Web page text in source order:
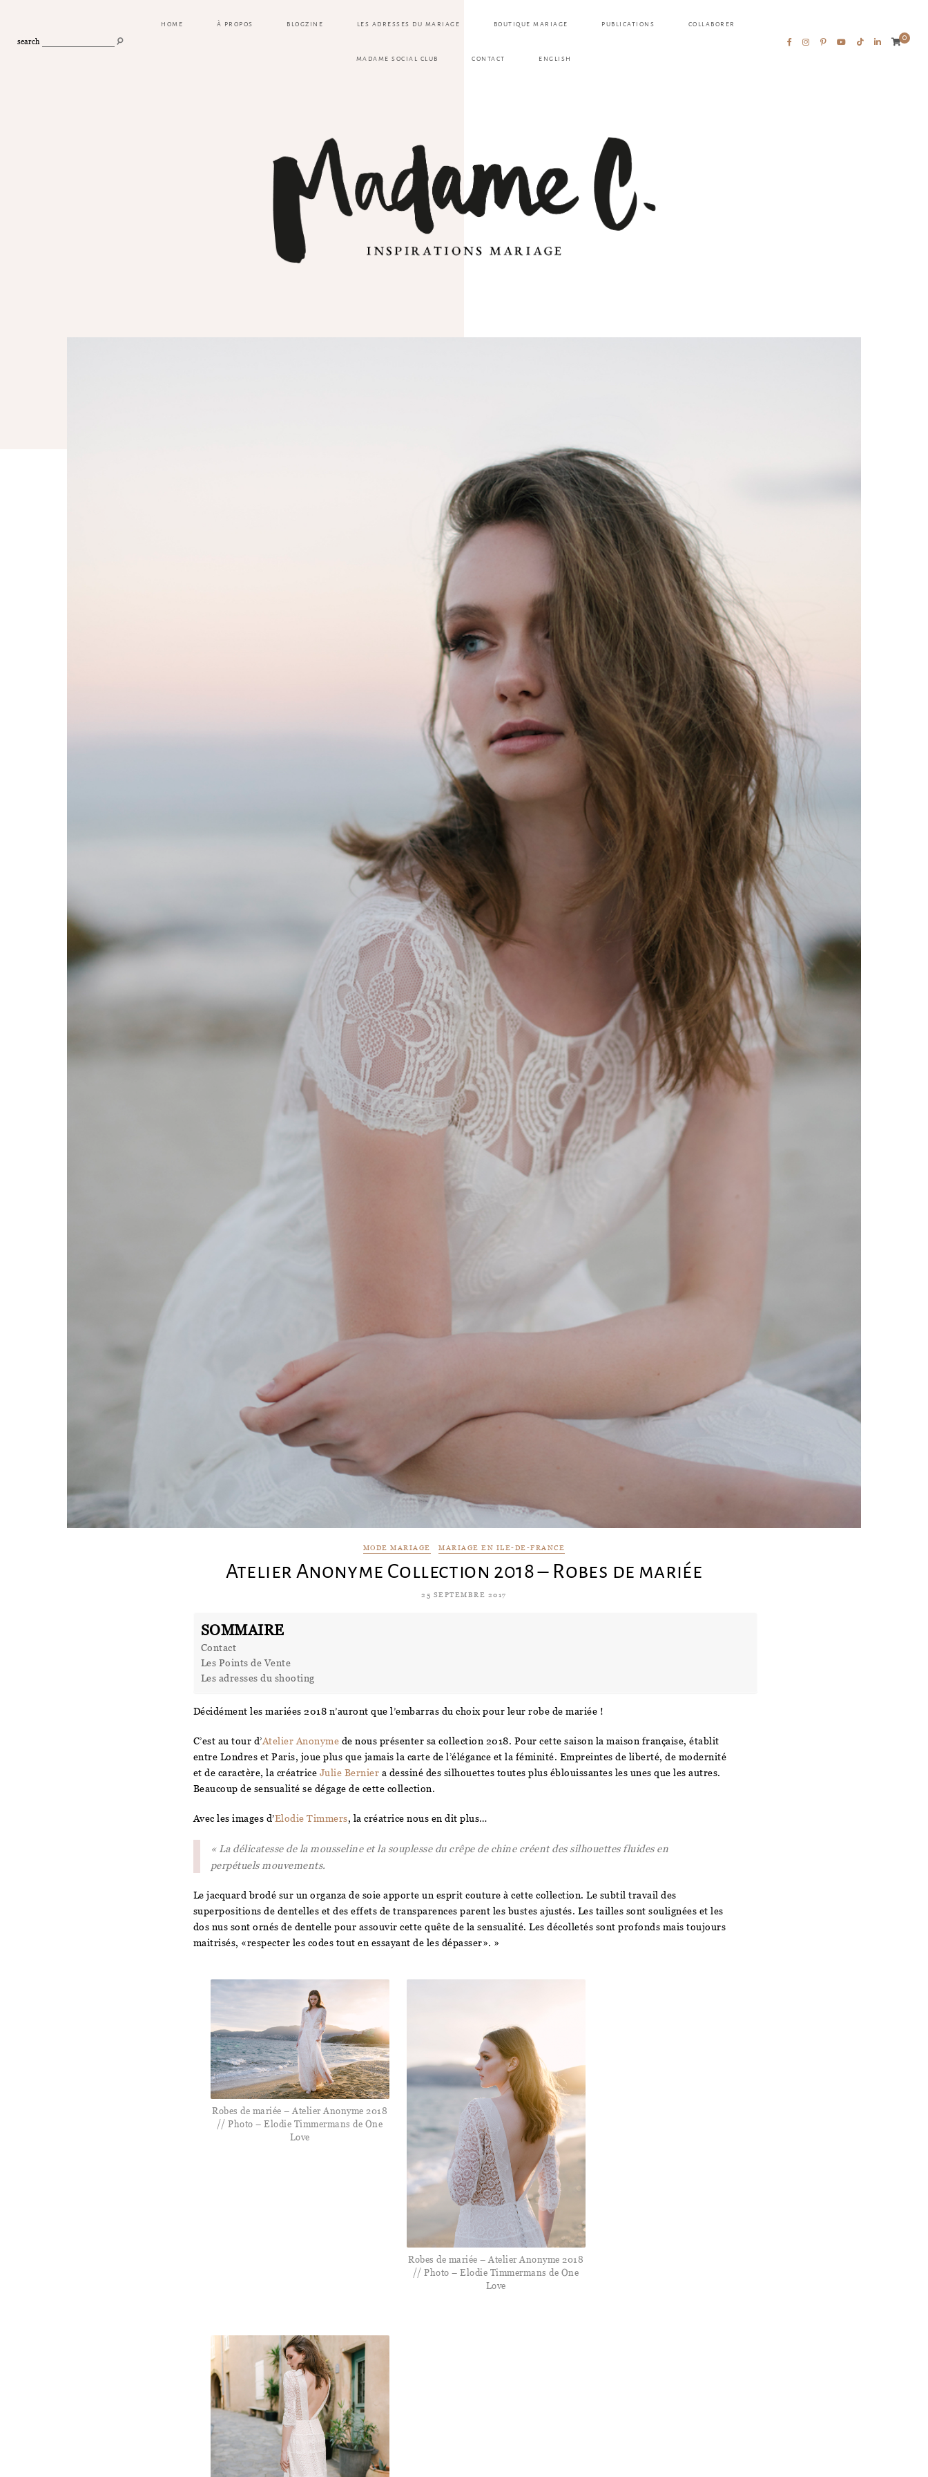
search
HOME À PROPOS BLOGZINE LES ADRESSES DU MARIAGE BOUTIQUE MARIAGE PUBLICATIONS COLLABORER
MADAME SOCIAL CLUB CONTACT ENGLISH
0
MODE MARIAGE MARIAGE EN ILE-DE-FRANCE
Atelier Anonyme Collection 2018 – Robes de mariée
25 SEPTEMBRE 2017
SOMMAIRE
Contact
Les Points de Vente
Les adresses du shooting
Décidément les mariées 2018 n’auront que l’embarras du choix pour leur robe de mariée !
C’est au tour d’Atelier Anonyme de nous présenter sa collection 2018. Pour cette saison la maison française, établit
entre Londres et Paris, joue plus que jamais la carte de l’élégance et la féminité. Empreintes de liberté, de modernité
et de caractère, la créatrice Julie Bernier a dessiné des silhouettes toutes plus éblouissantes les unes que les autres.
Beaucoup de sensualité se dégage de cette collection.
Avec les images d’Elodie Timmers, la créatrice nous en dit plus…
« La délicatesse de la mousseline et la souplesse du crêpe de chine créent des silhouettes fluides en
perpétuels mouvements.
Le jacquard brodé sur un organza de soie apporte un esprit couture à cette collection. Le subtil travail des
superpositions de dentelles et des effets de transparences parent les bustes ajustés. Les tailles sont soulignées et les
dos nus sont ornés de dentelle pour assouvir cette quête de la sensualité. Les décolletés sont profonds mais toujours
maitrisés, «respecter les codes tout en essayant de les dépasser». »
Robes de mariée – Atelier Anonyme 2018
// Photo – Elodie Timmermans de One
Love
Robes de mariée – Atelier Anonyme 2018
// Photo – Elodie Timmermans de One
Love